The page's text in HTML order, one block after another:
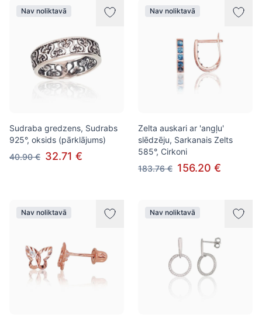
Nav noliktavā
Sudraba gredzens, Sudrabs
925°, oksids (pārklājums)
40.90 € 32.71 €
Nav noliktavā
Zelta auskari ar 'angļu'
slēdzēju, Sarkanais Zelts
585°, Cirkoni
183.76 € 156.20 €
Nav noliktavā Nav noliktavā